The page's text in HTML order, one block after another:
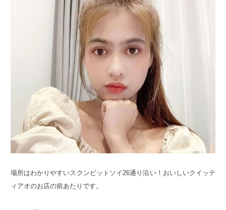
場所はわかりやすいスクンビットソイ26通り沿い！おいしいクイッテ
ィアオのお店の前あたりです。